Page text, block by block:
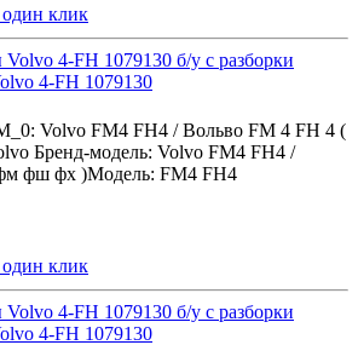
клик
4-FH 1079130
Volvo FM4 FH4 / Вольво FM 4 FH 4 (
Бренд-модель: Volvo FM4 FH4 /
фш фх )Модель: FM4 FH4
клик
4-FH 1079130